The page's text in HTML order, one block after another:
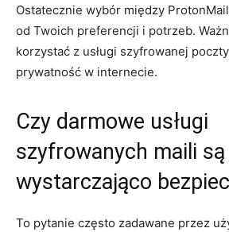
Ostatecznie wybór między
od Twoich preferencji i potrzeb.
korzystać z usługi szyfrowanej
prywatność w internecie.
Czy darmowe usługi
szyfrowanych maili są
wystarczająco
To pytanie często zadawane przez